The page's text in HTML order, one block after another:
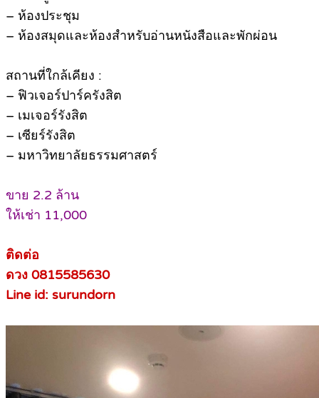
– ห้องประชุม
– ห้องสมุดและห้องสำหรับอ่านหนังสือและพักผ่อน
สถานที่ใกล้เคียง :
– ฟิวเจอร์ปาร์ครังสิต
– เมเจอร์รังสิต
– เซียร์รังสิต
– มหาวิทยาลัยธรรมศาสตร์
ขาย 2.2 ล้าน
ให้เช่า 11,000
ติดต่อ
ดวง 0815585630
Line id: surundorn